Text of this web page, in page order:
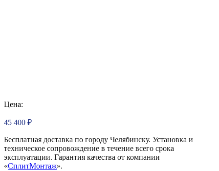
Цена:
45 400 ₽
Бесплатная доставка по городу Челябинску. Установка и
техническое сопровождение в течение всего срока
эксплуатации. Гарантия качества от компании
«СплитМонтаж».